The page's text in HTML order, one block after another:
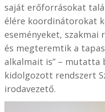
saját erőforrásokat
élére koordinátorokat
eseményeket, szakmai
és megteremtik a
alkalmait is” – mutatta
kidolgozott rendszert
irodavezető.